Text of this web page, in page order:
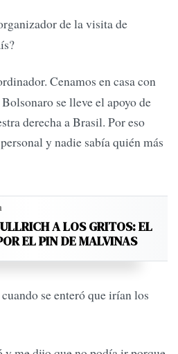
de la visita de
Cenamos en casa con
se lleve el apoyo de
derecha a Brasil. Por eso
y nadie sabía quién más
A LOS GRITOS: EL
EL PIN DE MALVINAS
se enteró que irían los